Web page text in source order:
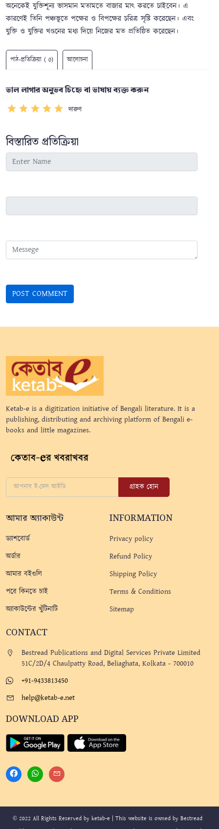
অনেকেই যুক্তিশূন্য ভাসমান মতামতে বাজার মাৎ করতে চাইবেন। এ
কারণেই তিনি পঞ্চভূতে পক্ষের ও বিপক্ষের চরিত্র সৃষ্টি করেছেন। এবং
যুক্তি ও যুক্তির খণ্ডনের মধ্য দিয়ে নিজের মত প্রতিষ্ঠিত করেছেন।
পাঠ-প্রতিক্রিয়া ( 0) আলোচনা
ভাল লাগার অনুভব চিহ্নে বা ভাষায় ব্যক্ত করুন
দারুণ
বিস্তারিত প্রতিক্রিয়া
Ketab-e is a digitization initiative of Bengali literature. It is a
publishing, distributing and archiving platform of Bengali e-
books and little magazines.
গ্রাহক হোন
আমার অ্যাকাউন্ট
ড্যাশবোর্ড
অর্ডার
আমার বইগুলি
পরে কিনতে চাই
অ্যাকাউন্টের খুঁটিনাটি
INFORMATION
Privacy policy
Refund Policy
Shipping Policy
Terms & Conditions
Sitemap
CONTACT
Bestread Publications and Digital Services Private Limited
51C/2D/4 Chaulpatty Road, Beliaghata, Kolkata - 700010
+91-9433813450
help@ketab-e.net
DOWNLOAD APP
© 2022 All Rights Reserved by ketab-e | This website is owned by Bestread